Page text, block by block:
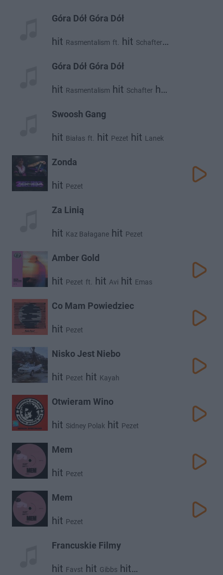
Góra Dół Góra Dół
hit Rasmentalism ft. hit Schafter
Góra Dół Góra Dół
hit Rasmentalism hit Schafter hit
Swoosh Gang
hit Białas ft. hit Pezet hit Lanek
Zonda
hit Pezet
Za Linią
hit Kaz Bałagane hit Pezet
Amber Gold
hit Pezet ft. hit Avi hit Emas
Co Mam Powiedziec
hit Pezet
Nisko Jest Niebo
hit Pezet hit Kayah
Otwieram Wino
hit Sidney Polak hit Pezet
Mem
hit Pezet
Mem
hit Pezet
Francuskie Filmy
hit Favst hit Gibbs hit